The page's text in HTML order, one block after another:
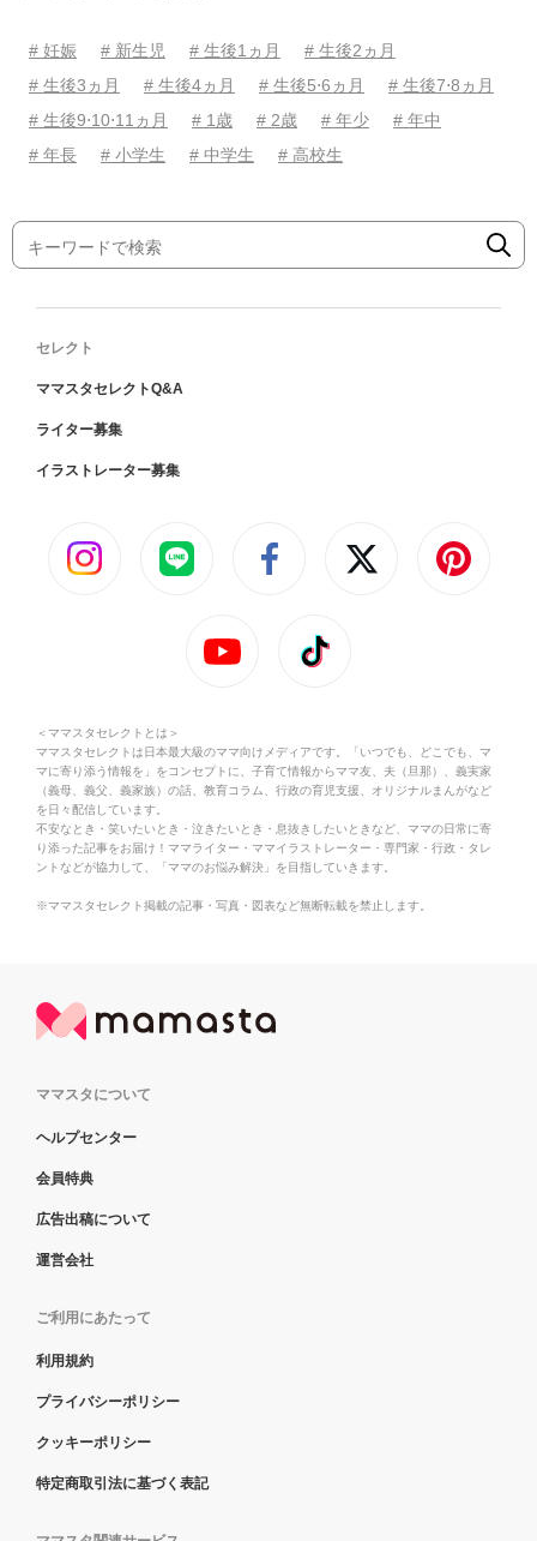
# 妊娠 # 新生児 # 生後1ヵ月
# 生後2ヵ月
# 生後3ヵ月
# 生後4ヵ月 # 生後5⋅6ヵ月
# 生後7⋅8ヵ月
# 生後9⋅10⋅11ヵ月
# 1歳 # 2歳 # 年少
# 年中
# 年長
# 小学生 # 中学生 # 高校生
セレクト
ママスタセレクトQ&A
ライター募集
イラストレーター募集
＜ママスタセレクトとは＞
ママスタセレクトは日本最大級のママ向けメディアです。「いつでも、どこでも、マ
マに寄り添う情報を」をコンセプトに、子育て情報からママ友、夫（旦那）、義実家
（義母、義父、義家族）の話、教育コラム、行政の育児支援、オリジナルまんがなど
を日々配信しています。
不安なとき・笑いたいとき・泣きたいとき・息抜きしたいときなど、ママの日常に寄
り添った記事をお届け！ママライター・ママイラストレーター・専門家・行政・タレ
ントなどが協力して、「ママのお悩み解決」を目指していきます。
※ママスタセレクト掲載の記事・写真・図表など無断転載を禁止します。
ママスタについて
ヘルプセンター
会員特典
広告出稿について
運営会社
ご利用にあたって
利用規約
プライバシーポリシー
クッキーポリシー
特定商取引法に基づく表記